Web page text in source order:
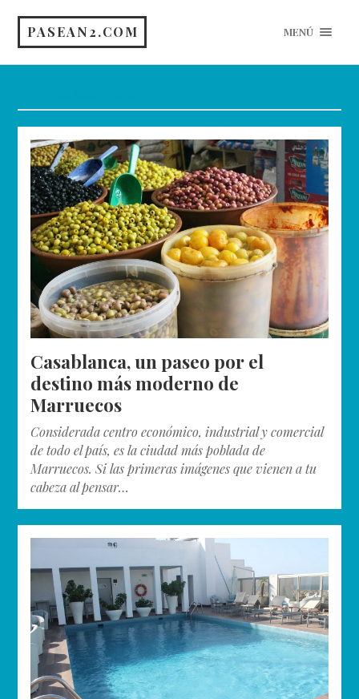
PASEAN2.COM MENÚ
Casablanca, un paseo por el
destino más moderno de
Marruecos
Considerada centro económico, industrial y comercial
de todo el país, es la ciudad más poblada de
Marruecos. Si las primeras imágenes que vienen a tu
cabeza al pensar…